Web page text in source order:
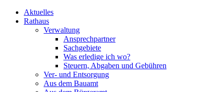
Aktuelles
Rathaus
Verwaltung
Ansprechpartner
Sachgebiete
Was erledige ich wo?
Steuern, Abgaben und Gebühren
Ver- und Entsorgung
Aus dem Bauamt